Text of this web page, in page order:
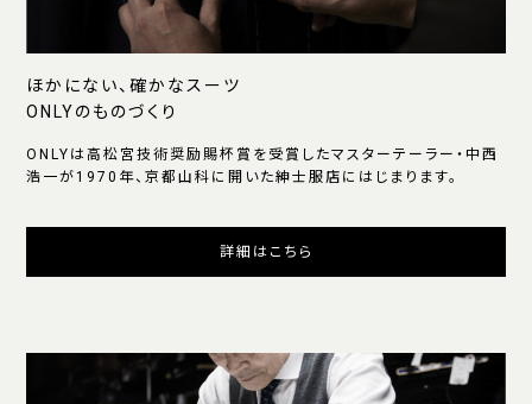
ほかにない、確かなスーツ
ONLYのものづくり
ONLYは高松宮技術奨励賜杯賞を受賞したマスターテーラー・中西
浩一が1970年、京都山科に開いた紳士服店にはじまります。
詳細はこちら